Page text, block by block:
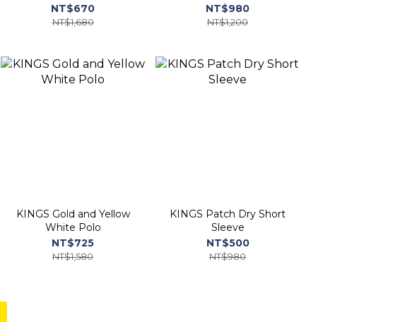
NT$670
NT$1,680
NT$980
NT$1,200
KINGS Gold and Yellow
White Polo
NT$725
NT$1,580
KINGS Patch Dry Short
Sleeve
NT$500
NT$980